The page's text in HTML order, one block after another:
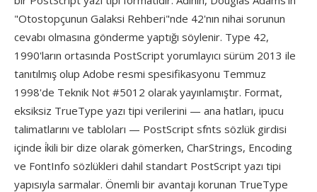
"Otostopçunun Galaksi Rehberi"nde 42'nın nihai sorunun
cevabı olmasına gönderme yaptığı söylenir. Type 42,
1990'ların ortasında PostScript yorumlayıcı sürüm 2013 ile
tanıtılmış olup Adobe resmi spesifikasyonu Temmuz
1998'de Teknik Not #5012 olarak yayınlamıştır. Format,
eksiksiz TrueType yazı tipi verilerini — ana hatları, ipucu
talimatlarını ve tabloları — PostScript sfnts sözlük girdisi
içinde i̇kili bir dize olarak gömerken, CharStrings, Encoding
ve FontInfo sözlükleri dahil standart PostScript yazı tipi
yapısıyla sarmalar. Önemli bir avantajı korunan TrueType